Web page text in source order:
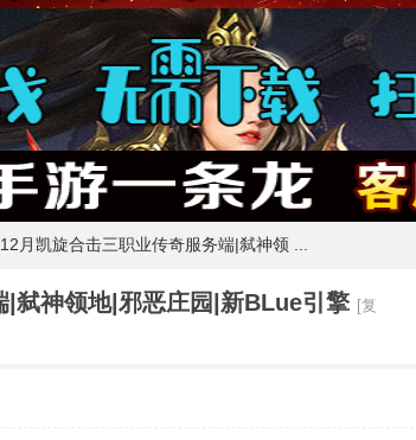
月凯旋合击三职业传奇服务端|弑神领 ...
|弑神领地|邪恶庄园|新BLue引擎 [复